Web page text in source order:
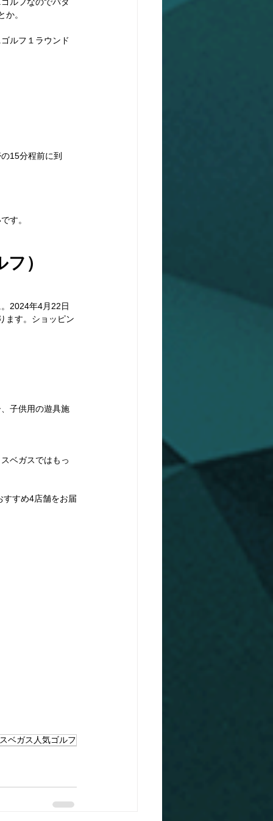
ルフなのでパタ
。
ルフ１ラウンド
15分程前に到
す。
）
2024年4月22日
ます。ショッピン
子供用の遊具施
ベガスではもっ
すすめ4店舗をお届
ベガス人気ゴルフ